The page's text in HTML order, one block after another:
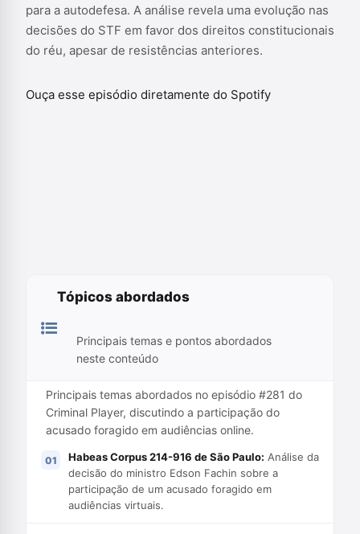
para a autodefesa. A análise revela uma evolução nas
decisões do STF em favor dos direitos constitucionais
do réu, apesar de resistências anteriores.
Ouça esse episódio diretamente do Spotify
Tópicos abordados
Principais temas e pontos abordados
neste conteúdo
Principais temas abordados no episódio #281 do
Criminal Player, discutindo a participação do
acusado foragido em audiências online.
Habeas Corpus 214-916 de São Paulo: Análise da
decisão do ministro Edson Fachin sobre a
participação de um acusado foragido em
audiências virtuais.